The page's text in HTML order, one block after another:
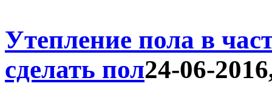
Утепление пола в
сделать пол24-06-